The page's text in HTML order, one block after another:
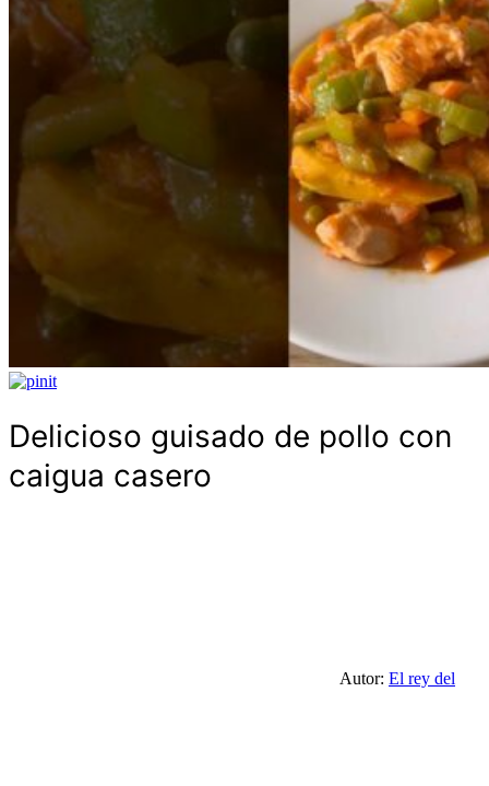
Delicioso guisado de pollo con
caigua casero
Autor: El rey del